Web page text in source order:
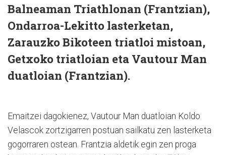
Balneaman Triathlonan (Frantzian),
Ondarroa-Lekitto lasterketan,
Zarauzko Bikoteen triatloi mistoan,
Getxoko triatloian eta Vautour Man
duatloian (Frantzian).
Emaitzei dagokienez, Vautour Man duatloian Koldo
Velascok zortzigarren postuan sailkatu zen lasterketa
gogorraren ostean. Frantzia aldetik egin zen proga